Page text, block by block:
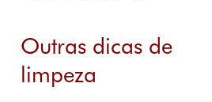
Outras dicas de
limpeza